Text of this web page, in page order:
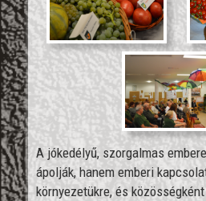
A jókedélyű, szorgalmas
ápolják, hanem emberi
környezetükre, és